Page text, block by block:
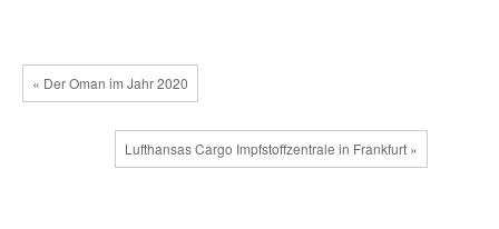
« Der Oman im Jahr 2020
Lufthansas Cargo Impfstoffzentrale in Frankfurt »